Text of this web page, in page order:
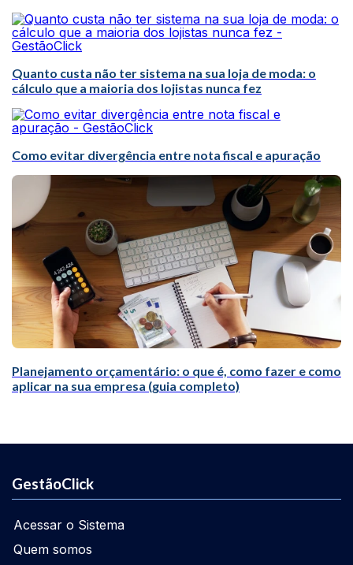
Quanto custa não ter sistema na sua loja de moda: o
cálculo que a maioria dos lojistas nunca fez
Como evitar divergência entre nota fiscal e apuração
Planejamento orçamentário: o que é, como fazer e como
aplicar na sua empresa (guia completo)
GestãoClick
Acessar o Sistema
Quem somos